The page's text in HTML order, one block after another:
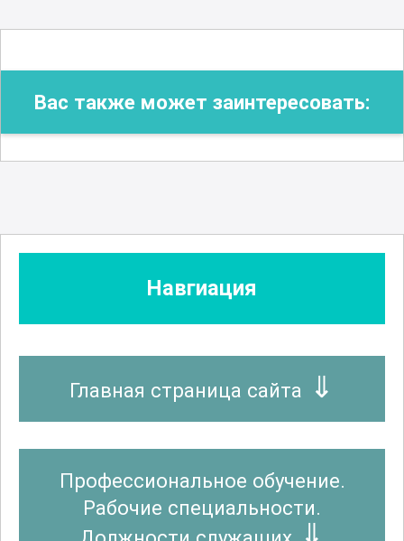
Вас также может заинтересовать:
Навгиация
Главная страница сайта
Профессиональное обучение.
Рабочие специальности.